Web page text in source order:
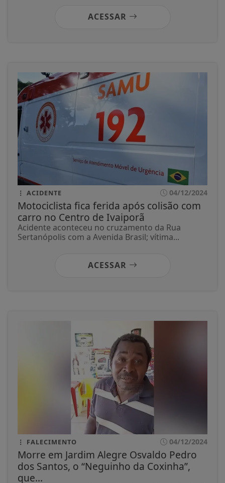
ACESSAR
ACIDENTE 04/12/2024
Motociclista fica ferida após colisão com
carro no Centro de Ivaiporã
Acidente aconteceu no cruzamento da Rua
Sertanópolis com a Avenida Brasil; vítima...
ACESSAR
FALECIMENTO 04/12/2024
Morre em Jardim Alegre Osvaldo Pedro
dos Santos, o “Neguinho da Coxinha”,
que...